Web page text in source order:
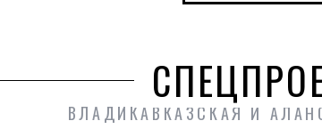
ВЛАДИКАВКАЗСКАЯ И